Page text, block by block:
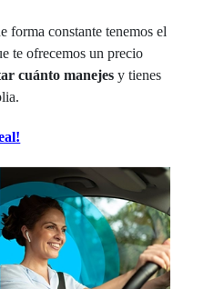
forma constante tenemos el
te ofrecemos un precio
cuánto manejes y tienes